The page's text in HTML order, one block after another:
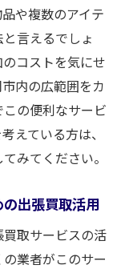
や複数のアイテ
言えるでしょ
コストを気にせ
内の広範囲をカ
の便利なサービ
えている方は、
みてください。
出張買取活用
取サービスの活
業者がこのサー